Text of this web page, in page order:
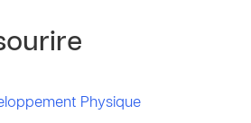
Physique